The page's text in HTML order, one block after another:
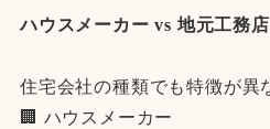
ハウスメーカー vs 地元工務
住宅会社の種類でも特徴が異
🏢 ハウスメーカー